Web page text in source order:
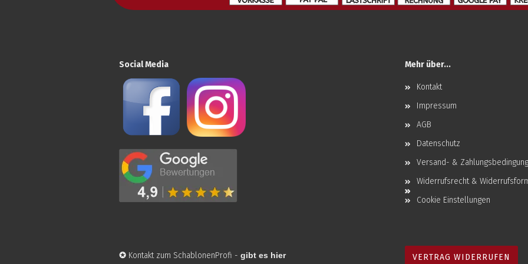
Social Media Mehr über...
Kontakt
Impressum
AGB
Datenschutz
Versand- &
Widerrufsrecht &
Cookie Einstellungen
✪ Kontakt zum SchablonenProfi - gibt es hier VERTRAG WIDERRUFEN